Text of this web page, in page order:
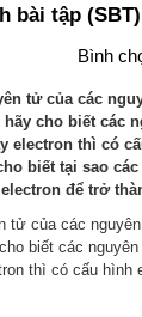
bài tập
Bình
tử của các
cho biết các
electron thì có
biết tại sao
để trở
tử của các
biết các
thì có cấu hình